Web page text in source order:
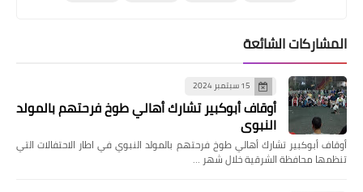
المشاركات الشائعة
15 سبتمبر 2024
أوقاف أبوكبير تشارك أهالي طوخ فرحتهم بالمولد
النبوي
أوقاف أبوكبير تشارك أهالي طوخ فرحتهم بالمولد النبوي في اطار الاحتفالات التي
تنظمها محافظة الشرقية خلال شهر …